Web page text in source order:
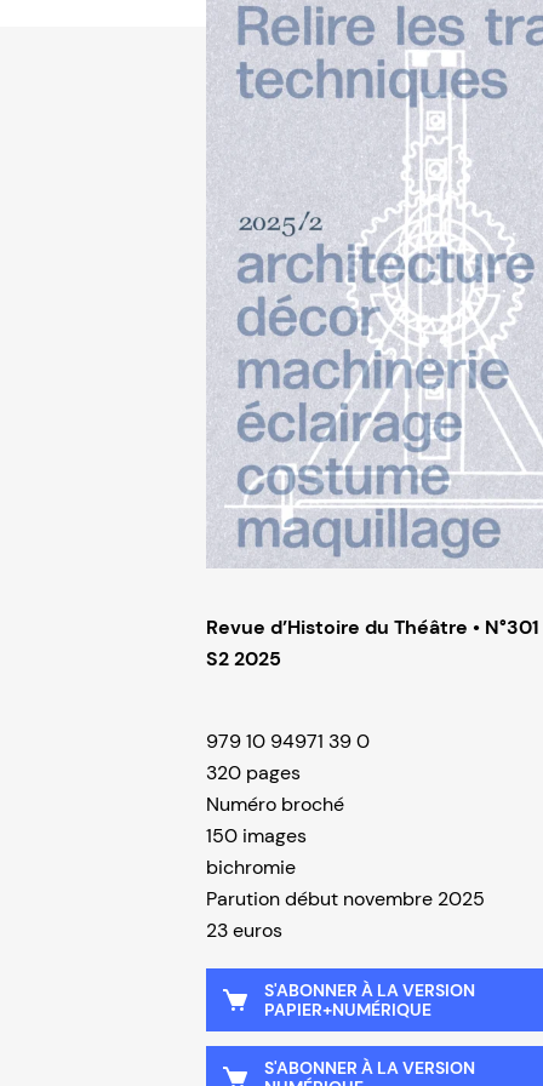
Revue d’Histoire du Théâtre • N°301
S2 2025
979 10 94971 39 0
320 pages
Numéro broché
150 images
bichromie
Parution début novembre 2025
23 euros
S'ABONNER À LA VERSION
PAPIER+NUMÉRIQUE
S'ABONNER À LA VERSION